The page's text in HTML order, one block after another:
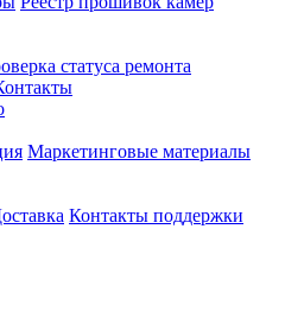
статуса ремонта
Маркетинговые материалы
Контакты поддержки